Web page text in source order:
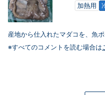
加熱用
産地から仕入れたマダコを、魚
※すべてのコメントを読む場合は